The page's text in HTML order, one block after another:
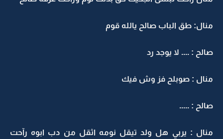
منال: طق الباب صالح يالله قوم
صالح : .... لا يوجد رد
منال : صوبلح فز وش فيك
صالح : .....
منال : يربي هل ولد تيقل نومه اثقل من دب ابوه رآحت